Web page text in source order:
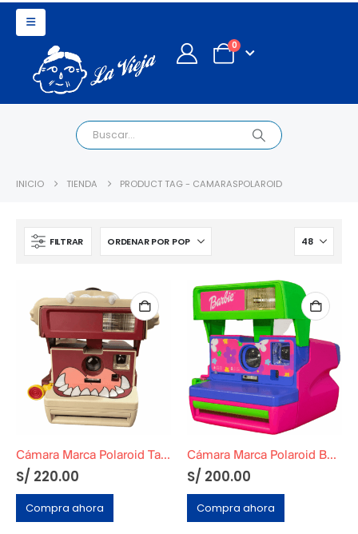
0
INICIO TIENDA PRODUCT TAG - CAMARASPOLAROID
FILTRAR
Cámara Marca Polaroid Tazmania
S/ 220.00
Compra ahora
Cámara Marca Polaroid Barbie Original
S/ 200.00
Compra ahora